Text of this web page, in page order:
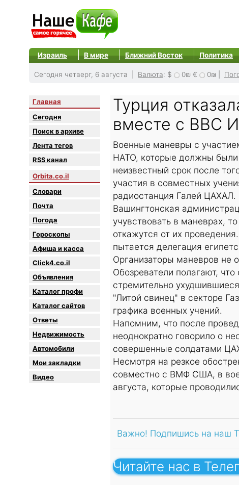
Израиль В мире Ближний Восток Политика
Сегодня четверг, 6 августа | Валюта: $ 0₪ € 0₪
Главная
Сегодня
Поиск в архиве
Лента тегов
RSS канал
Orbita.co.il
Словари
Почта
Погода
Гороскопы
Афиша и касса
Click4.co.il
Объявления
Каталог профи
Каталог сайтов
Oтветы
Недвижимость
Автомобили
Мои закладки
Видео
Турция
вместе с ВВС
Военные маневры с
НАТО, которые должны были
неизвестный срок после
участия в совместных
радиостанция Галей ЦАХАЛ.
Вашингтонская
учувствовать в маневрах,
откажутся от их
пытается делегация
Организаторы маневров не
Обозреватели полагают,
стремительно
"Литой свинец" в секторе
графика военных учений.
Напомним, что после
неоднократно говорило о
совершенные солдатами
Несмотря на резкое
совместно с ВМФ США, в
августа, которые
Важно! Подпишись на наш
Читайте нас в